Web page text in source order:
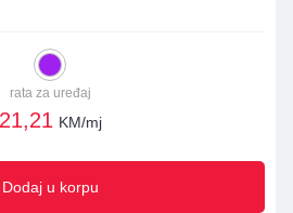
rata za uređaj
21,21 KM/mj
Dodaj u korpu